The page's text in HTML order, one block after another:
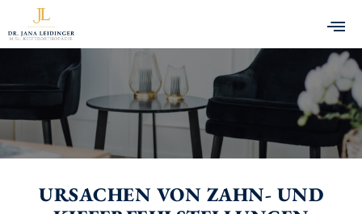
URSACHEN VON ZAHN- UND